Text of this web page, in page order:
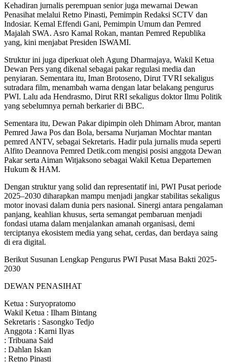
Kehadiran jurnalis perempuan senior juga mewarnai Dewan
Penasihat melalui Retno Pinasti, Pemimpin Redaksi SCTV dan
Indosiar. Kemal Effendi Gani, Pemimpin Umum dan Pemred
Majalah SWA. Asro Kamal Rokan, mantan Pemred Republika
yang, kini menjabat Presiden ISWAMI.
Struktur ini juga diperkuat oleh Agung Dharmajaya, Wakil Ketua
Dewan Pers yang dikenal sebagai pakar regulasi media dan
penyiaran. Sementara itu, Iman Brotoseno, Dirut TVRI sekaligus
sutradara film, menambah warna dengan latar belakang pengurus
PWI. Lalu ada Hendrasmo, Dirut RRI sekaligus doktor Ilmu Politik
yang sebelumnya pernah berkarier di BBC.
Sementara itu, Dewan Pakar dipimpin oleh Dhimam Abror, mantan
Pemred Jawa Pos dan Bola, bersama Nurjaman Mochtar mantan
pemred ANTV, sebagai Sekretaris. Hadir pula jurnalis muda seperti
Alfito Deannova Pemred Detik.com mengisi posisi anggota Dewan
Pakar serta Aiman Witjaksono sebagai Wakil Ketua Departemen
Hukum & HAM.
Dengan struktur yang solid dan representatif ini, PWI Pusat periode
2025–2030 diharapkan mampu menjadi jangkar stabilitas sekaligus
motor inovasi dalam dunia pers nasional. Sinergi antara pengalaman
panjang, keahlian khusus, serta semangat pembaruan menjadi
fondasi utama dalam menjalankan amanah organisasi, demi
terciptanya ekosistem media yang sehat, cerdas, dan berdaya saing
di era digital.
Berikut Susunan Lengkap Pengurus PWI Pusat Masa Bakti 2025-
2030
DEWAN PENASIHAT
Ketua : Suryopratomo
Wakil Ketua : Ilham Bintang
Sekretaris : Sasongko Tedjo
Anggota : Karni Ilyas
: Tribuana Said
: Dahlan Iskan
: Retno Pinasti